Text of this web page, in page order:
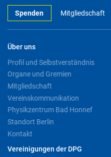
Spenden Mitgliedschaft
Über uns
Profil und Selbstverständnis
Organe und Gremien
Mitgliedschaft
Vereinskommunikation
Physikzentrum Bad Honnef
Standort Berlin
Kontakt
Vereinigungen der DPG